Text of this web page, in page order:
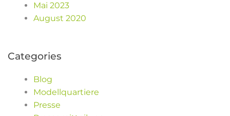
Mai 2023
August 2020
Categories
Blog
Modellquartiere
Presse